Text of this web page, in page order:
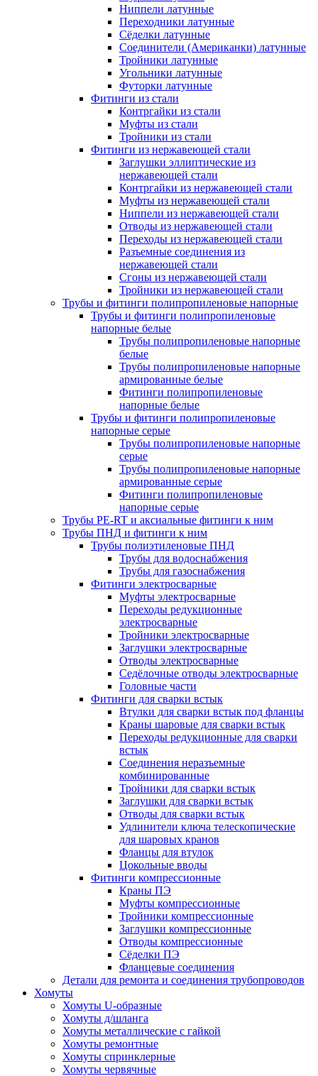
Ниппели латунные
Переходники латунные
Сёделки латунные
Соединители (Американки) латунные
Тройники латунные
Угольники латунные
Футорки латунные
Фитинги из стали
Контргайки из стали
Муфты из стали
Тройники из стали
Фитинги из нержавеющей стали
Заглушки эллиптические из
нержавеющей стали
Контргайки из нержавеющей стали
Муфты из нержавеющей стали
Ниппели из нержавеющей стали
Отводы из нержавеющей стали
Переходы из нержавеющей стали
Разъемные соединения из
нержавеющей стали
Сгоны из нержавеющей стали
Тройники из нержавеющей стали
Трубы и фитинги полипропиленовые напорные
Трубы и фитинги полипропиленовые
напорные белые
Трубы полипропиленовые напорные
белые
Трубы полипропиленовые напорные
армированные белые
Фитинги полипропиленовые
напорные белые
Трубы и фитинги полипропиленовые
напорные серые
Трубы полипропиленовые напорные
серые
Трубы полипропиленовые напорные
армированные серые
Фитинги полипропиленовые
напорные серые
Трубы PE-RT и аксиальные фитинги к ним
Трубы ПНД и фитинги к ним
Трубы полиэтиленовые ПНД
Трубы для водоснабжения
Трубы для газоснабжения
Фитинги электросварные
Муфты электросварные
Переходы редукционные
электросварные
Тройники электросварные
Заглушки электросварные
Отводы электросварные
Седёлочные отводы электросварные
Головные части
Фитинги для сварки встык
Втулки для сварки встык под фланцы
Краны шаровые для сварки встык
Переходы редукционные для сварки
встык
Соединения неразъемные
комбинированные
Тройники для сварки встык
Заглушки для сварки встык
Отводы для сварки встык
Удлинители ключа телескопические
для шаровых кранов
Фланцы для втулок
Цокольные вводы
Фитинги компрессионные
Краны ПЭ
Муфты компрессионные
Тройники компрессионные
Заглушки компрессионные
Отводы компрессионные
Сёделки ПЭ
Фланцевые соединения
Детали для ремонта и соединения трубопроводов
Хомуты
Хомуты U-образные
Хомуты д/шланга
Хомуты металлические с гайкой
Хомуты ремонтные
Хомуты спринклерные
Хомуты червячные